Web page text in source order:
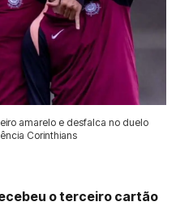
amarelo e desfalca no duelo
Corinthians
o terceiro cartão